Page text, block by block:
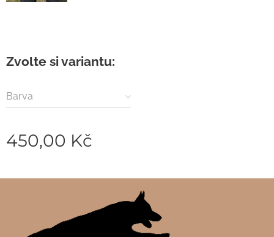
Zvolte si variantu:
Barva
450,00 Kč